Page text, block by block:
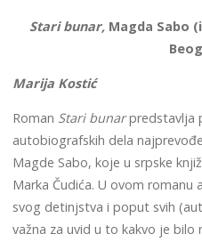
Stari bunar, Magda Sabo
Marija Kostić
Roman Stari bunarpredstavlja
autobiografskih dela
Magde Sabo, koje u srpske
Marka Čudića. U ovom romanu
svog detinjstva i poput svih
važna za uvid u to kakvo je bilo